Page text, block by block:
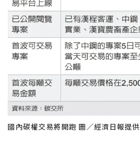
國內碳權交易將開跑 圖／經濟日報提供